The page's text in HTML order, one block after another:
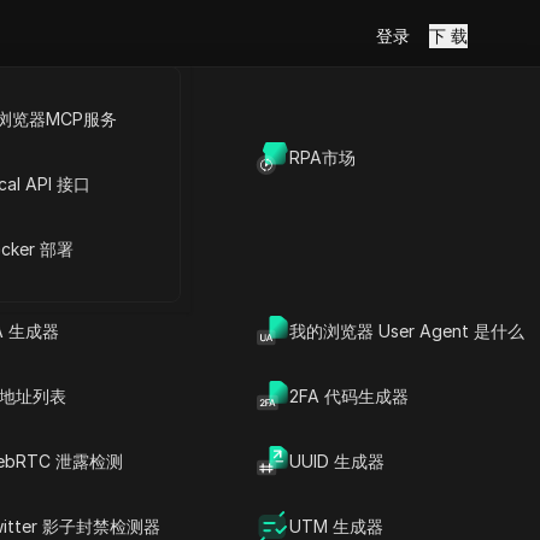
RPA市场
生成器 我的浏览器 User Agent 是什么
址列表 2FA 代码生成器
泄露检测 UUID 生成器
影子封禁检测器 UTM 生成器
览器MCP服务
API 接口
部署
登录 下 载
型、操
用户代理
有效识别伪造的用户代理
理解“欺骗”一词及其起源
谁在使用欺骗技术？
常见问题
号封禁，安全管理多帐号